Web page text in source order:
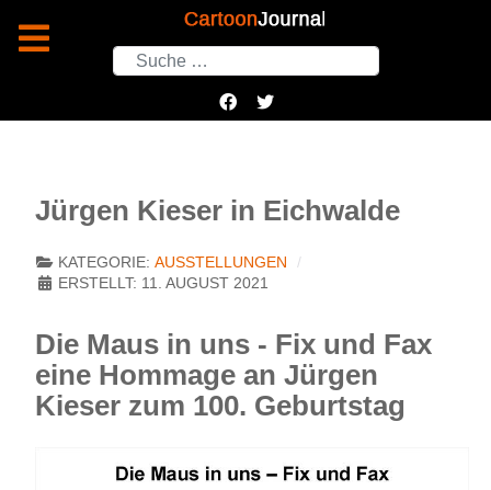
Suchen
Jürgen Kieser in Eichwalde
KATEGORIE: AUSSTELLUNGEN
ERSTELLT: 11. AUGUST 2021
Die Maus in uns - Fix und Fax
eine Hommage an Jürgen
Kieser zum 100. Geburtstag